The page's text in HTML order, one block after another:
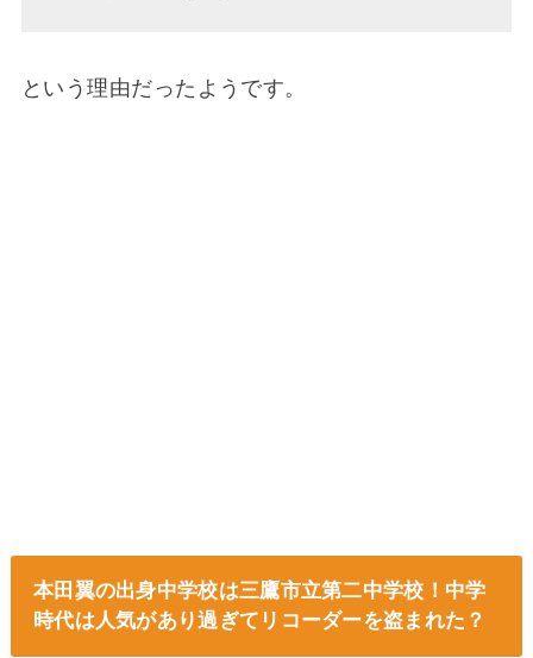
という理由だったようです。
本田翼の出身中学校は三鷹市立第二中学校！中学
時代は人気があり過ぎてリコーダーを盗まれた？